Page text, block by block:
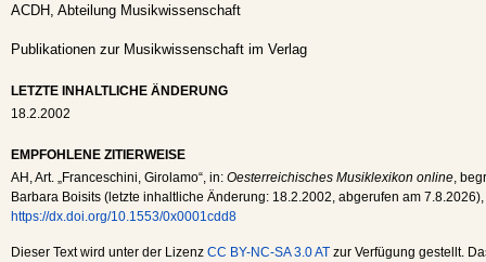
ACDH, Abteilung Musikwissenschaft
Publikationen zur Musikwissenschaft im Verlag
LETZTE INHALTLICHE ÄNDERUNG
18.2.2002
EMPFOHLENE ZITIERWEISE
AH , Art. „Franceschini, Girolamo“, in: Oesterreichisches Musiklexikon online ,
Barbara Boisits (letzte inhaltliche Änderung: 18.2.2002 , abgerufen am 7.8.2026),
https://dx.doi.org/10.1553/0x0001cdd8
Dieser Text wird unter der Lizenz CC BY-NC-SA 3.0 AT zur Verfügung gestellt.